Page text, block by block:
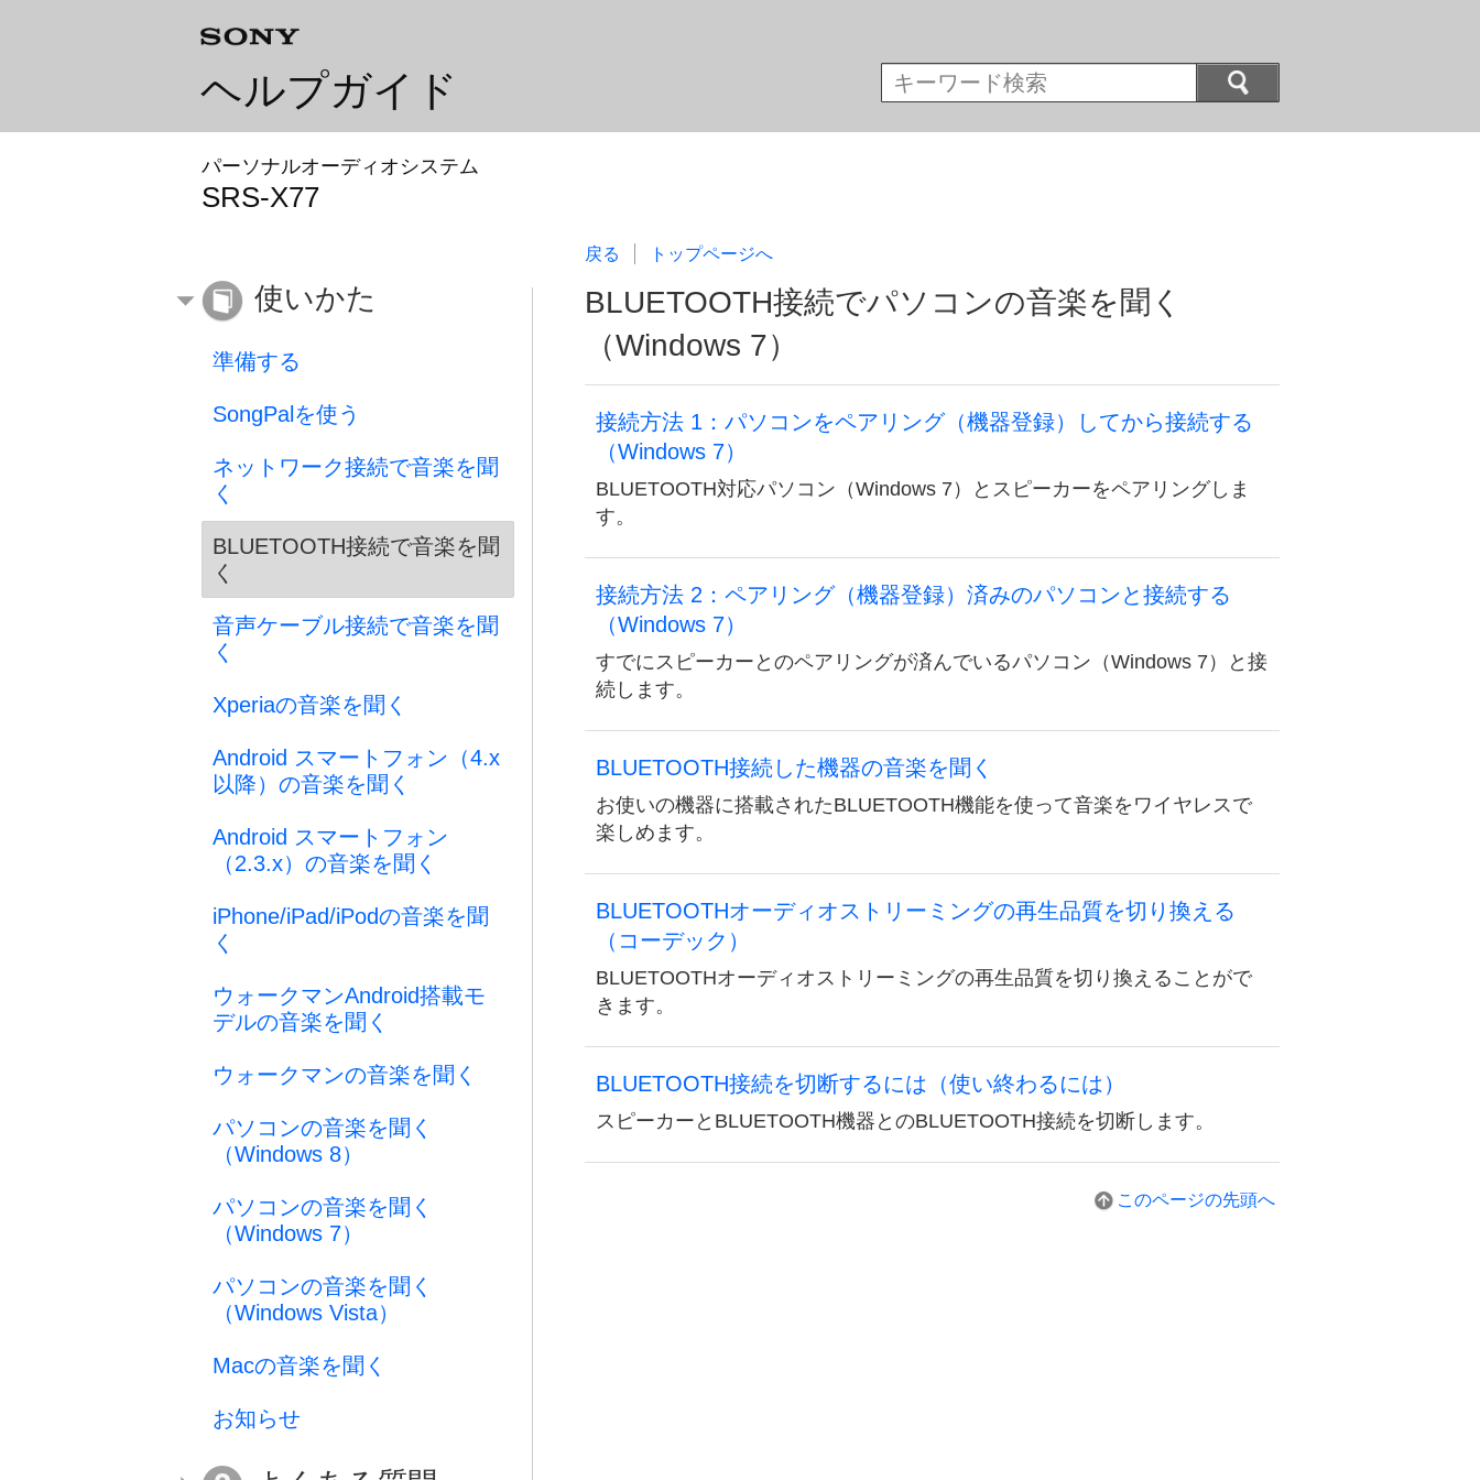
ヘルプガイド
パーソナルオーディオシステム
SRS-X77
戻る トップページへ
BLUETOOTH接続でパソコンの音楽を聞く
（Windows 7）
接続方法 1：パソコンをペアリング（機器登録）してから接続する
（Windows 7）
BLUETOOTH対応パソコン（Windows 7）とスピーカーをペアリングしま
す。
接続方法 2：ペアリング（機器登録）済みのパソコンと接続する
（Windows 7）
すでにスピーカーとのペアリングが済んでいるパソコン（Windows 7）と接
続します。
BLUETOOTH接続した機器の音楽を聞く
お使いの機器に搭載されたBLUETOOTH機能を使って音楽をワイヤレスで
楽しめます。
BLUETOOTHオーディオストリーミングの再生品質を切り換える
（コーデック）
BLUETOOTHオーディオストリーミングの再生品質を切り換えることがで
きます。
BLUETOOTH接続を切断するには（使い終わるには）
スピーカーとBLUETOOTH機器とのBLUETOOTH接続を切断します。
このページの先頭へ
使いかた
準備する
SongPalを使う
ネットワーク接続で音楽を聞
く
BLUETOOTH接続で音楽を聞
く
音声ケーブル接続で音楽を聞
く
Xperiaの音楽を聞く
Android スマートフォン（4.x
以降）の音楽を聞く
Android スマートフォン
（2.3.x）の音楽を聞く
iPhone/iPad/iPodの音楽を聞
く
ウォークマンAndroid搭載モ
デルの音楽を聞く
ウォークマンの音楽を聞く
パソコンの音楽を聞く
（Windows 8）
パソコンの音楽を聞く
（Windows 7）
パソコンの音楽を聞く
（Windows Vista）
Macの音楽を聞く
お知らせ